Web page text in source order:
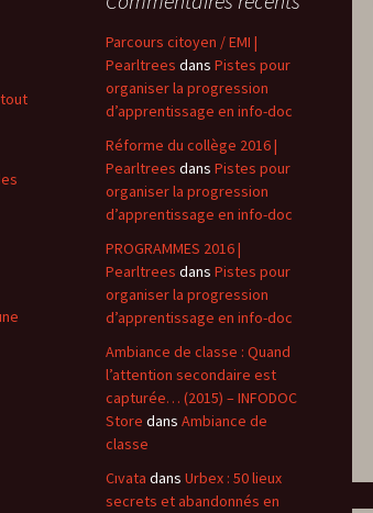
Parcours citoyen / EMI |
Pearltrees dans Pistes pour
organiser la progression
d’apprentissage en info-doc
Réforme du collège 2016 |
Pearltrees dans Pistes pour
organiser la progression
d’apprentissage en info-doc
PROGRAMMES 2016 |
Pearltrees dans Pistes pour
organiser la progression
d’apprentissage en info-doc
Ambiance de classe : Quand
l’attention secondaire est
capturée… (2015) – INFODOC
Store dans Ambiance de
classe
Cıvata dans Urbex : 50 lieux
secrets et abandonnés en